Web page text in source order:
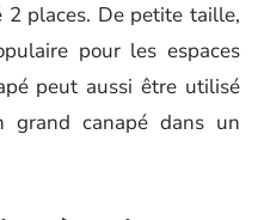
2 places. De petite taille,
pour les espaces
peut aussi être utilisé
grand canapé dans un